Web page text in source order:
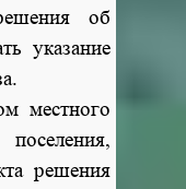
об
указание
местного
решения